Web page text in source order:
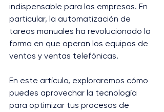
indispensable para las empresas. En
particular, la automatización de
tareas manuales ha revolucionado la
forma en que operan los equipos de
ventas y ventas telefónicas.
En este artículo, exploraremos cómo
puedes aprovechar la tecnología
para optimizar tus procesos de